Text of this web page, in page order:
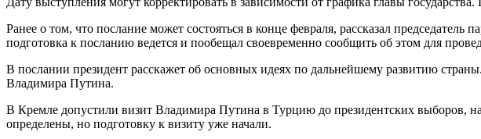
Ранее о том, что послание может состояться в конце февраля, рассказал
подготовка к посланию ведется и пообещал своевременно сообщить об этом для
В послании президент расскажет об основных идеях по дальнейшему развитию
Владимира Путина.
В Кремле допустили визит Владимира Путина в Турцию до президентских выборов,
определены, но подготовку к визиту уже начали.